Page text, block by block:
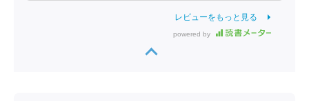
レビューをもっと見る
powered by